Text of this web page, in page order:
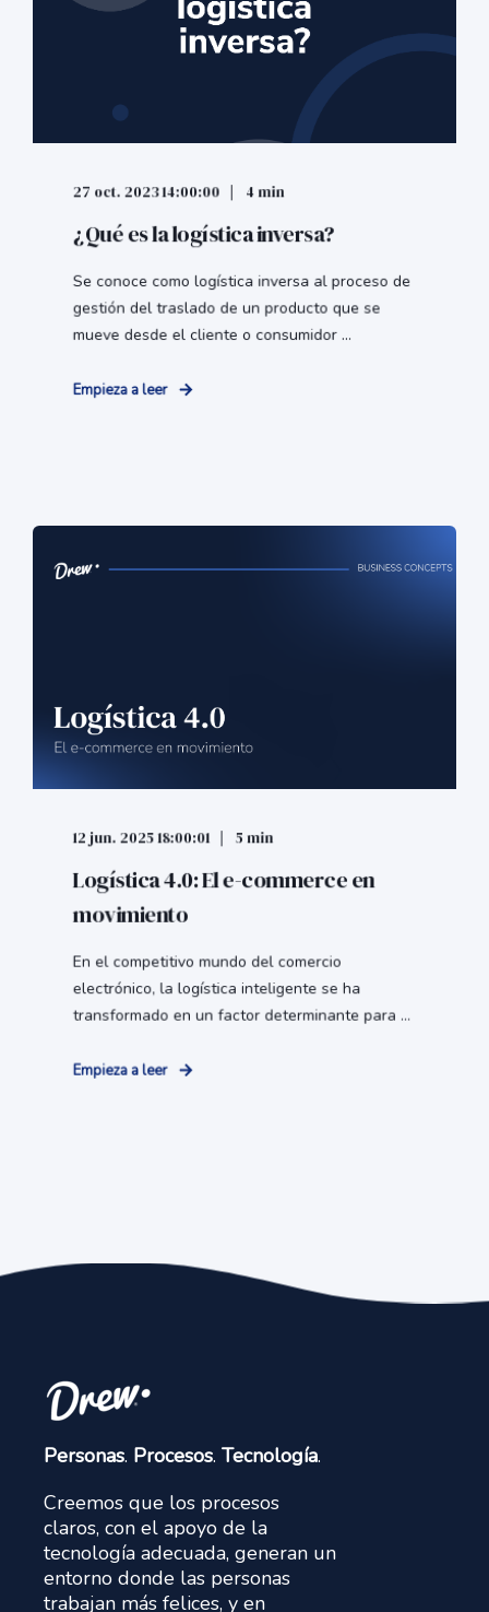
27 oct. 2023 14:00:00 4 min
¿Qué es la logística inversa?
Se conoce como logística inversa al proceso de
gestión del traslado de un producto que se
mueve desde el cliente o consumidor ...
Empieza a leer
12 jun. 2025 18:00:01 5 min
Logística 4.0: El e-commerce en
movimiento
En el competitivo mundo del comercio
electrónico, la logística inteligente se ha
transformado en un factor determinante para ...
Empieza a leer
Personas. Procesos. Tecnología.
Creemos que los procesos
claros, con el apoyo de la
tecnología adecuada, generan un
entorno donde las personas
trabajan más felices, y en